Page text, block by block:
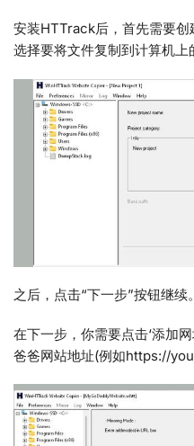
安装HTTrack后，首先需要
选择要将文件复制到计算机上
之后，点击“下一步”按钮继续。
在下一步，你需要点击‘添加
爸爸网站地址(例如https://